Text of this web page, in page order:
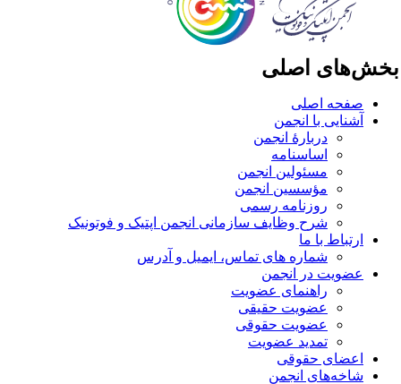
اصلی
صفحه اصلی
آشنایی با انجمن
دربارۀ انجمن
اساسنامه
مسئولین انجمن
مؤسسین انجمن
روزنامه رسمی
شرح وظایف سازمانی انجمن اپتیک و فوتونیک
ارتباط با ما
شماره های تماس، ایمیل و آدرس
عضویت در انجمن
راهنمای عضویت
عضویت حقیقی
عضویت حقوقی
تمدید عضویت
اعضای حقوقی
شاخه‌های انجمن